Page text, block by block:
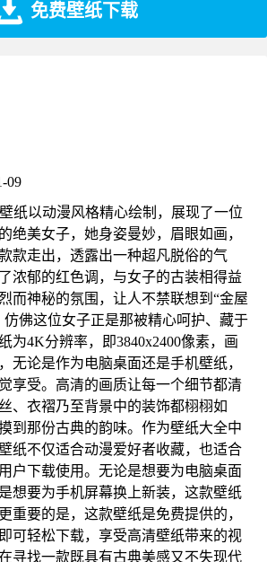
免费壁纸下载
09
纸以动漫风格精心绘制，展现了一位
绝美女子，她身姿曼妙，眉眼如画，
款走出，透露出一种超凡脱俗的气
浓郁的红色调，与女子的古装相得益
而神秘的氛围，让人不禁联想到“金屋
仿佛这位女子正是那被精心呵护、藏于
为4K分辨率，即3840x2400像素，画
无论是作为电脑桌面还是手机壁纸，
享受。高清的画质让每一个细节都清
、衣褶乃至背景中的装饰都栩栩如
到那份古典的韵味。作为壁纸大全中
纸不仅适合动漫爱好者收藏，也适合
户下载使用。无论是想要为电脑桌面
想要为手机屏幕换上新装，这款壁纸
重要的是，这款壁纸是免费提供的，
可轻松下载，享受高清壁纸带来的视
寻找一款既具有古典美感又不失现代